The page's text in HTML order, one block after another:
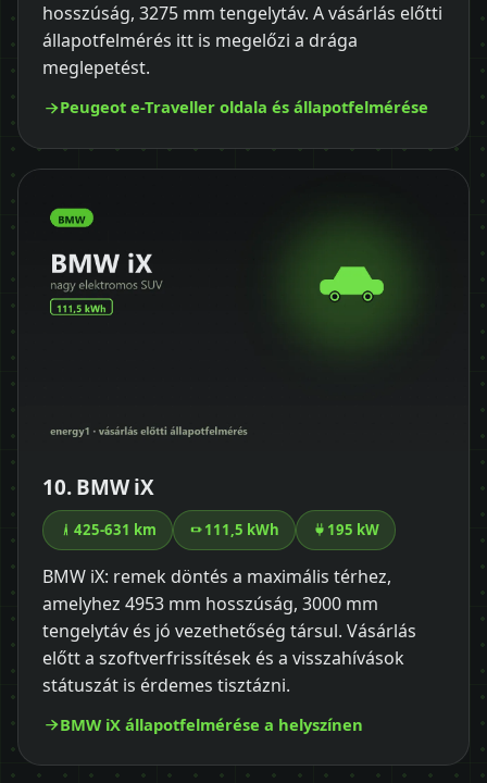
hosszúság, 3275 mm tengelytáv. A vásárlás előtti
állapotfelmérés itt is megelőzi a drága
meglepetést.
Peugeot e-Traveller oldala és állapotfelmérése
10. BMW iX
425-631 km 111,5 kWh 195 kW
BMW iX: remek döntés a maximális térhez,
amelyhez 4953 mm hosszúság, 3000 mm
tengelytáv és jó vezethetőség társul. Vásárlás
előtt a szoftverfrissítések és a visszahívások
státuszát is érdemes tisztázni.
BMW iX állapotfelmérése a helyszínen